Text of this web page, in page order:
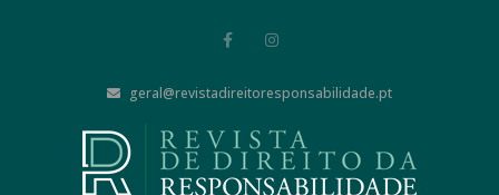
geral@revistadireitoresponsabilidade.pt